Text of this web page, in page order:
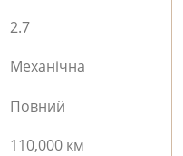
2.7
Механічна
Повний
110,000 км